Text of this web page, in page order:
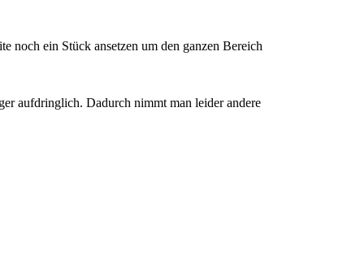
noch ein Stück ansetzen um den ganzen Bereich
aufdringlich. Dadurch nimmt man leider andere